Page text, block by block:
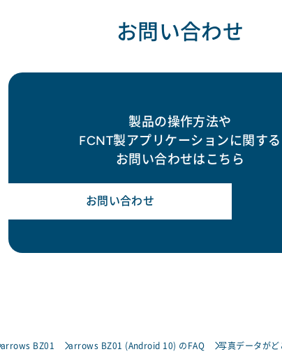
お問い合わせ
製品の操作方法や
FCNT製アプリケーションに関する
お問い合わせはこちら
お問い合わせ
arrows BZ01 arrows BZ01 (Android 10) のFAQ 写真データがど